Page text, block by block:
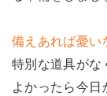
備えあれば憂い
特別な道具がな
よかったら今日